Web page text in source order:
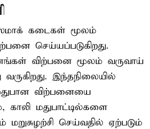
கடைகள் மூலம்
செய்யப்படுகிறது.
விற்பனை மூலம் வருவாய்
இந்தநிலையில்
விற்பனையை
காலி மதுபாட்டில்களை
மறுசுழற்சி செய்வதில் ஏற்படும்